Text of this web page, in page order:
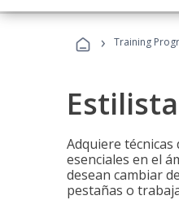
› Training
Adquiere
esenciales en el
desean cambiar
pestañas o